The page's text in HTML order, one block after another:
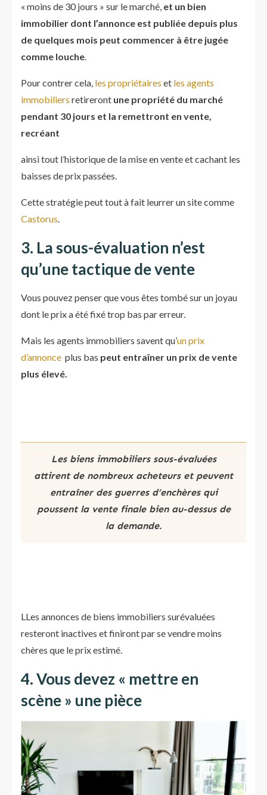
« moins de 30 jours » sur le marché, et un bien
immobilier dont l’annonce est publiée depuis plus
de quelques mois peut commencer à être jugée
comme louche.
Pour contrer cela, les propriétaires et les agents
immobiliers retireront une propriété du marché
pendant 30 jours et la remettront en vente,
recréant
ainsi tout l’historique de la mise en vente et cachant les
baisses de prix passées.
Cette stratégie peut tout à fait leurrer un site comme
Castorus.
3. La sous-évaluation n’est
qu’une tactique de vente
Vous pouvez penser que vous êtes tombé sur un joyau
dont le prix a été fixé trop bas par erreur.
Mais les agents immobiliers savent qu’un prix
d’annonce plus bas peut entraîner un prix de vente
plus élevé.
Les biens immobiliers sous-évaluées
attirent de nombreux acheteurs et peuvent
entraîner des guerres d’enchères qui
poussent la vente finale bien au-dessus de
la demande.
LLes annonces de biens immobiliers surévaluées
resteront inactives et finiront par se vendre moins
chères que le prix estimé.
4. Vous devez « mettre en
scène » une pièce